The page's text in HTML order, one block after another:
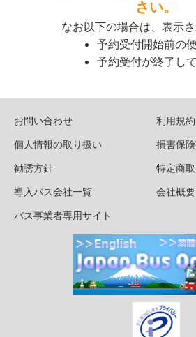
さい。
なお以下の場合は、表示さ
予約受付開始前の便
予約受付が終了し
お問い合わせ
利用規約
個人情報の取り扱い
損害保
勧誘方針
特定商
導入バス会社一覧
会社概要
バス事業者専用サイト